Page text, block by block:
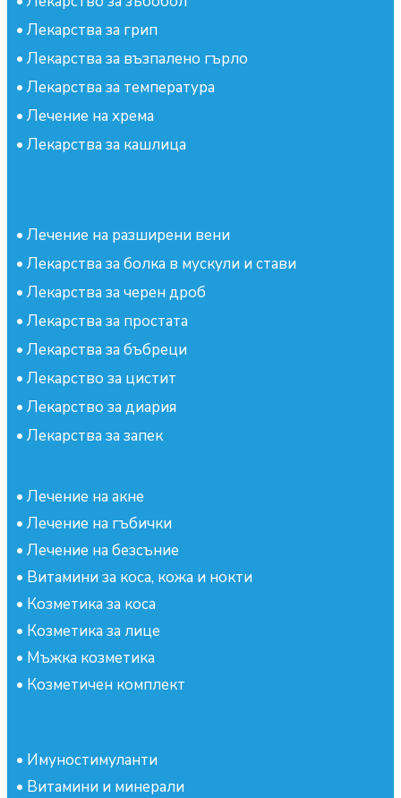
• Лекарства за грип
• Лекарства за възпалено гърло
• Лекарства за температура
• Лечение на хрема
• Лекарства за кашлица
• Лечение на разширени вени
• Лекарства за болка в мускули и стави
• Лекарства за черен дроб
• Лекарства за простата
• Лекарства за бъбреци
• Лекарство за цистит
• Лекарство за диария
• Лекарства за запек
• Лечение на акне
• Лечение на гъбички
• Лечение на безсъние
• Витамини за коса, кожа и нокти
• Козметика за коса
• Козметика за лице
• Мъжка козметика
• Козметичен комплект
• Имуностимуланти
• Витамини и минерали